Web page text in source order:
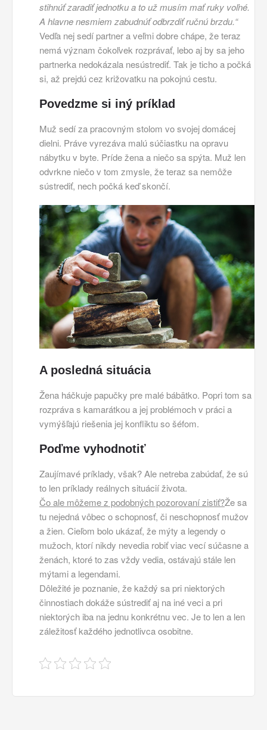
stihnúť zaradiť jednotku a to už musím mať ruky voľné.
A hlavne nesmiem zabudnúť odbrzdiť ručnú brzdu.“
Vedľa nej sedí partner a veľmi dobre chápe, že teraz
nemá význam čokoľvek rozprávať, lebo aj by sa jeho
partnerka nedokázala nesústrediť. Tak je ticho a počká
si, až prejdú cez križovatku na pokojnú cestu.
Povedzme si iný príklad
Muž sedí za pracovným stolom vo svojej domácej
dielni. Práve vyrezáva malú súčiastku na opravu
nábytku v byte. Príde žena a niečo sa spýta. Muž len
odvrkne niečo v tom zmysle, že teraz sa nemôže
sústrediť, nech počká keď skončí.
A posledná situácia
Žena háčkuje papučky pre malé bábätko. Popri tom sa
rozpráva s kamarátkou a jej problémoch v práci a
vymýšľajú riešenia jej konfliktu so šéfom.
Poďme vyhodnotiť
Zaujímavé príklady, však? Ale netreba zabúdať, že sú
to len príklady reálnych situácií života.
Čo ale môžeme z podobných pozorovaní zistiť?Že sa
tu nejedná vôbec o schopnosť, či neschopnosť mužov
a žien. Cieľom bolo ukázať, že mýty a legendy o
mužoch, ktorí nikdy nevedia robiť viac vecí súčasne a
ženách, ktoré to zas vždy vedia, ostávajú stále len
mýtami a legendami.
Dôležité je poznanie, že každý sa pri niektorých
činnostiach dokáže sústrediť aj na iné veci a pri
niektorých iba na jednu konkrétnu vec. Je to len a len
záležitosť každého jednotlivca osobitne.